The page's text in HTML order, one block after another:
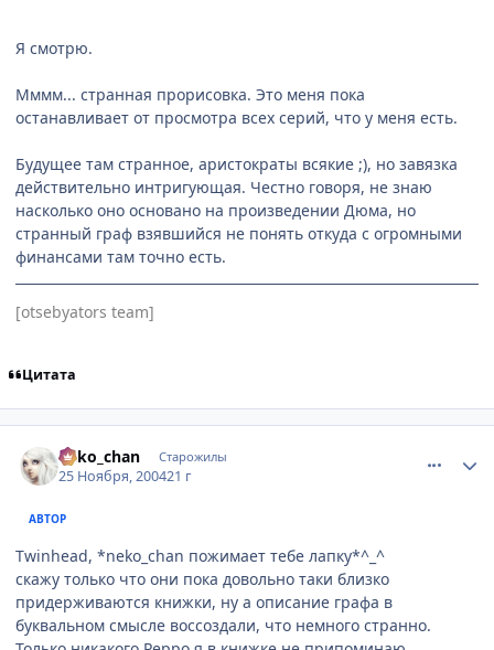
Я смотрю.
Мммм... странная прорисовка. Это меня пока
останавливает от просмотра всех серий, что у меня есть.
Будущее там странное, аристократы всякие ;), но завязка
действительно интригующая. Честно говоря, не знаю
насколько оно основано на произведении Дюма, но
странный граф взявшийся не понять откуда с огромными
финансами там точно есть.
[otsebyators team]
Цитата
neko_chan Старожилы
25 Ноября, 200421 г
АВТОР
Twinhead, *neko_chan пожимает тебе лапку*^_^
скажу только что они пока довольно таки близко
придерживаются книжки, ну а описание графа в
буквальном смысле воссоздали, что немного странно.